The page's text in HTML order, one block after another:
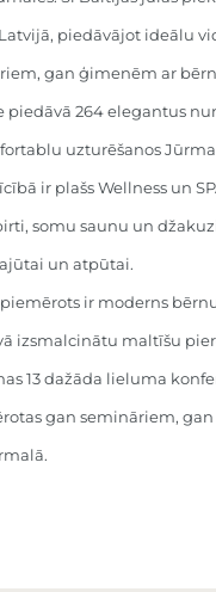
piedāvājot ideālu
gan ģimenēm ar
piedāvā 264 elegantus
uzturēšanos
ir plašs Wellness un
somu saunu un
un atpūtai.
ir moderns
izsmalcinātu maltīšu
13 dažāda lieluma
gan semināriem,